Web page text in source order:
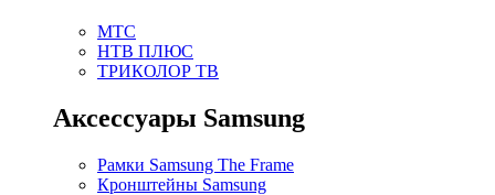
МТС
НТВ ПЛЮС
ТРИКОЛОР ТВ
Аксессуары Samsung
Рамки Samsung The Frame
Кронштейны Samsung